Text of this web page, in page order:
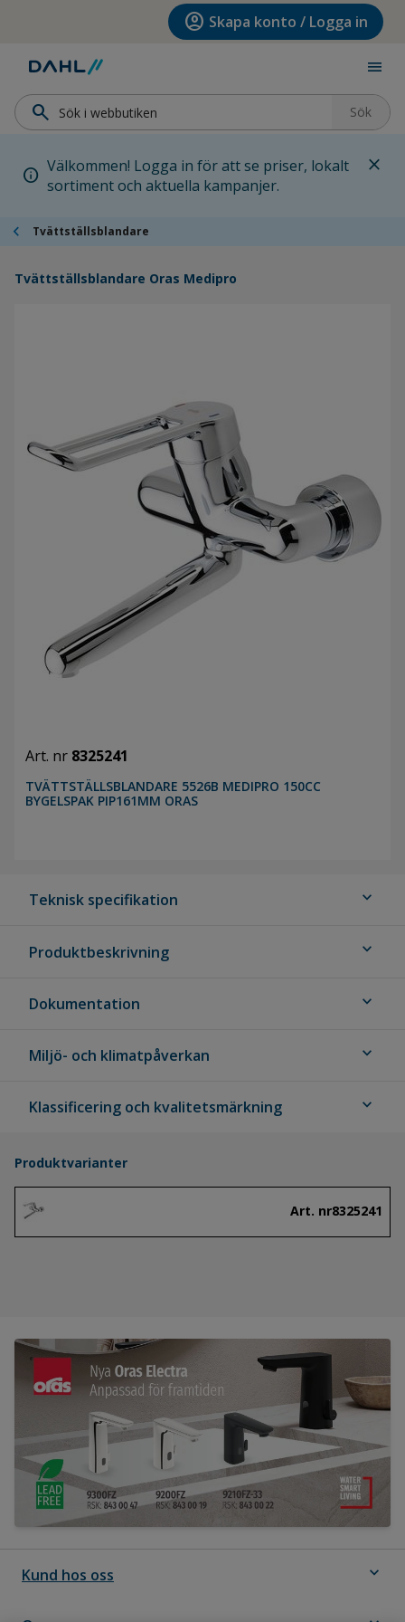
Hoppa till huvudinnehållet account_circle Skapa konto / Logga in
menu
search Sök
info Välkommen! Logga in för att se priser, lokalt
sortiment och aktuella kampanjer.
close
chevron_left Tvättställsblandare
Tvättställsblandare Oras Medipro
Art. nr 8325241
TVÄTTSTÄLLSBLANDARE 5526B MEDIPRO 150CC
BYGELSPAK PIP161MM ORAS
Teknisk specifikation expand_more
Produktbeskrivning expand_more
Dokumentation expand_more
Miljö- och klimatpåverkan expand_more
Klassificering och kvalitetsmärkning expand_more
Produktvarianter
Art. nr8325241
Kund hos oss expand_more